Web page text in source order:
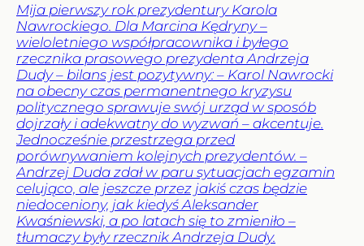
Mija pierwszy rok prezydentury Karola
Nawrockiego. Dla Marcina Kędryny –
wieloletniego współpracownika i byłego
rzecznika prasowego prezydenta Andrzeja
Dudy – bilans jest pozytywny: – Karol Nawrocki
na obecny czas permanentnego kryzysu
politycznego sprawuje swój urząd w sposób
dojrzały i adekwatny do wyzwań – akcentuje.
Jednocześnie przestrzega przed
porównywaniem kolejnych prezydentów. –
Andrzej Duda zdał w paru sytuacjach egzamin
celująco, ale jeszcze przez jakiś czas będzie
niedoceniony, jak kiedyś Aleksander
Kwaśniewski, a po latach się to zmieniło –
tłumaczy były rzecznik Andrzeja Dudy.